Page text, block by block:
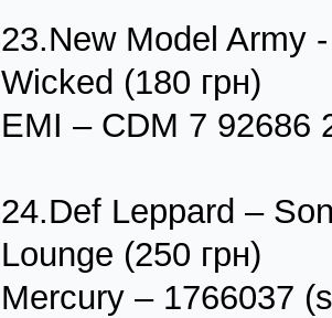
23.New Model Army
Wicked (180 грн)
EMI – CDM 7 92686
24.Def Leppard –
Lounge (250 грн)
Mercury – 1766037